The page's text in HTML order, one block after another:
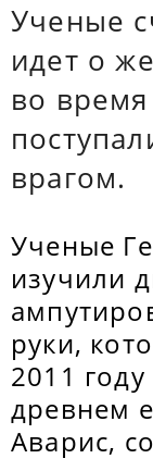
Ученые
идет о
во
врагом.
Ученые
изучили
руки,
2011
древнем
Аварис,